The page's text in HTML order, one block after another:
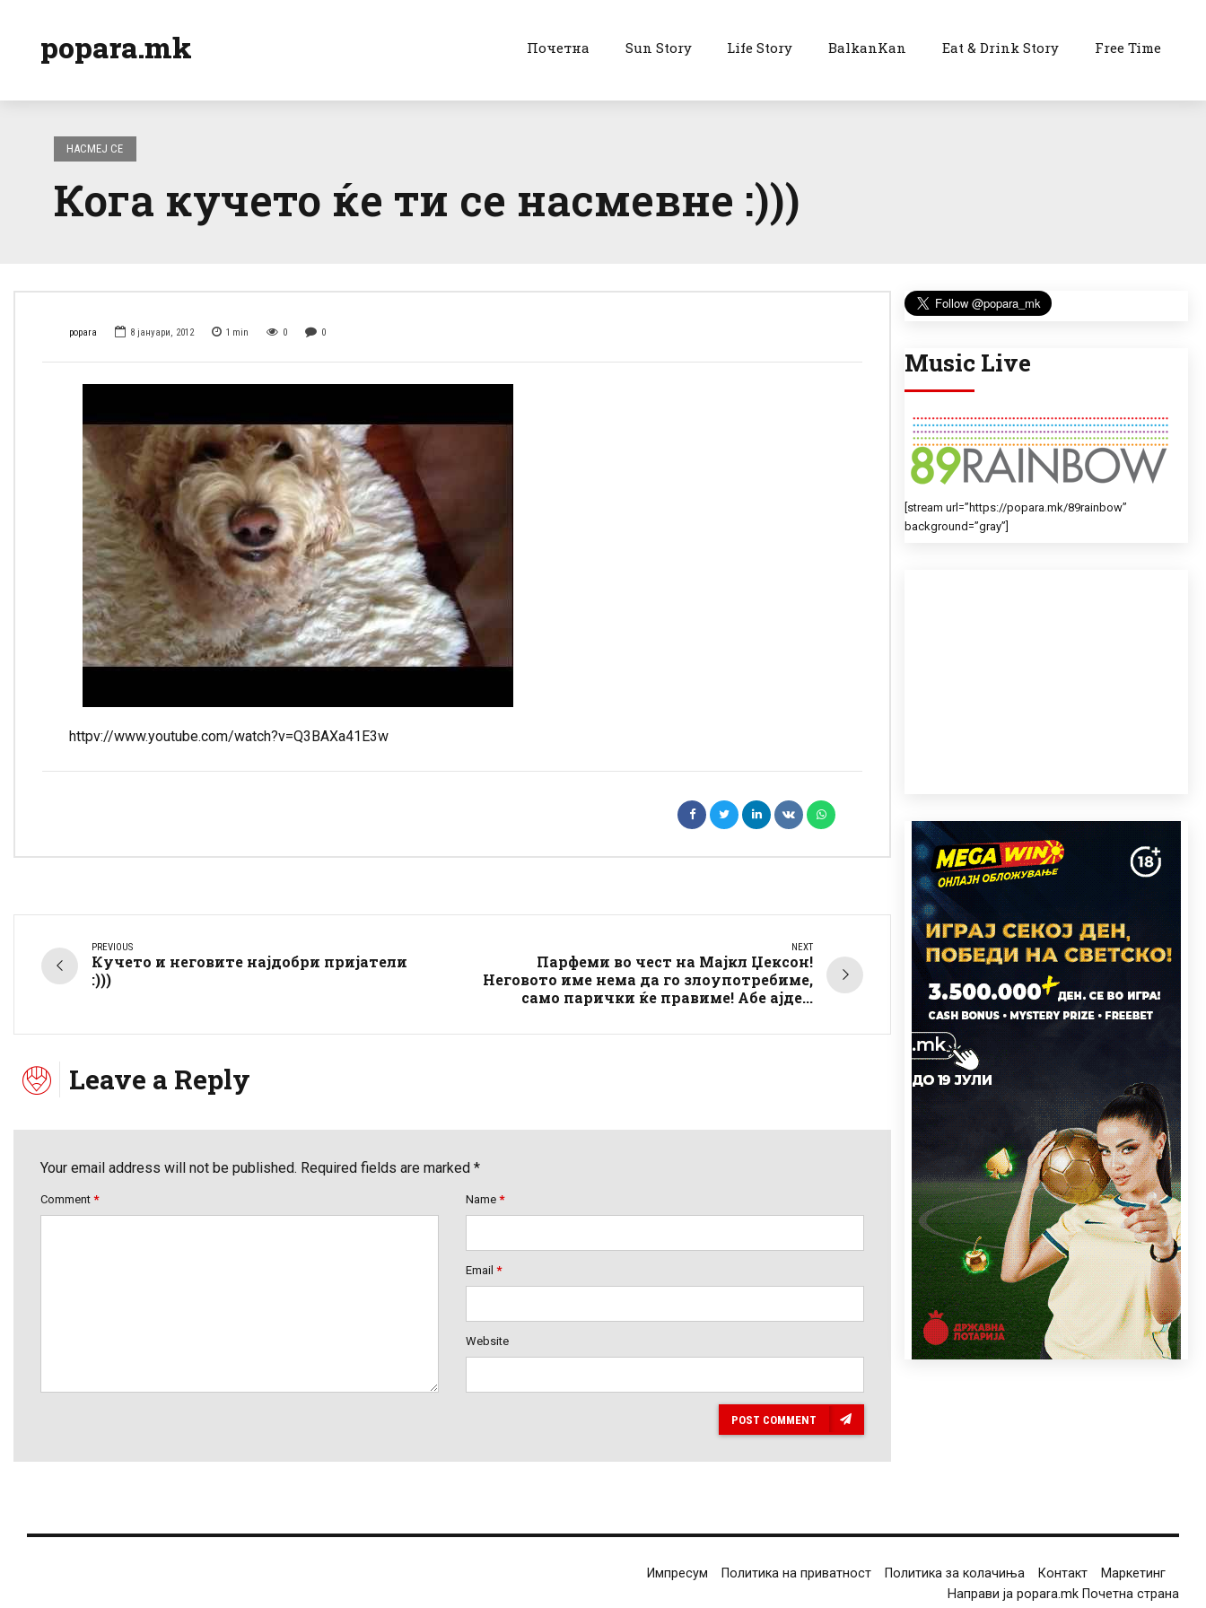
popara.mk Почетна Sun Story Life Story BalkanKan Eat & Drink Story Free Time
НАСМЕЈ СЕ
Кога кучето ќе ти се насмевне :)))
popara 8 јануари, 2012 1 min 0 0
httpv://www.youtube.com/watch?v=Q3BAXa41E3w
PREVIOUS
Кучето и неговите најдобри пријатели
:)))
NEXT
Парфеми во чест на Мајкл Џексон!
Неговото име нема да го злоупотребиме,
само парички ќе правиме! Абе ајде...
Leave a Reply
Your email address will not be published. Required fields are marked *
Comment * Name *
Email *
Website
POST COMMENT
Music Live
[stream url=”https://popara.mk/89rainbow”
background=”gray”]
Импресум Политика на приватност Политика за колачиња Контакт
Маркетинг
Направи ја popara.mk Почетна страна